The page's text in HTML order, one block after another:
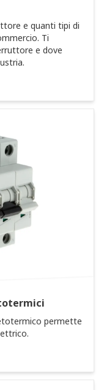
e quanti tipi di
Ti
e dove
permette